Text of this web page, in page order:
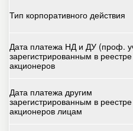
Тип корпоративного действия
Дата платежа НД и ДУ (проф.
зарегистрированным в реестре
акционеров
Дата платежа другим
зарегистрированным в реестре
акционеров лицам